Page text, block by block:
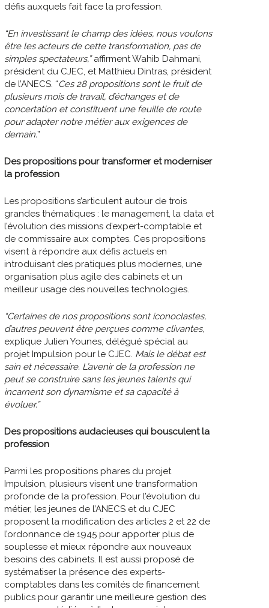
défis auxquels fait face la profession.
“En investissant le champ des idées, nous voulons
être les acteurs de cette transformation, pas de
simples spectateurs,”affirment Wahib Dahmani,
président du CJEC, et Matthieu Dintras, président
de l’ANECS. “Ces 28 propositions sont le fruit de
plusieurs mois de travail, d’échanges et de
concertation et constituent une feuille de route
pour adapter notre métier aux exigences de
demain.”
Des propositions pour transformer et moderniser
la profession
Les propositions s’articulent autour de trois
grandes thématiques : le management, la data et
l’évolution des missions d’expert-comptable et
de commissaire aux comptes. Ces propositions
visent à répondre aux défis actuels en
introduisant des pratiques plus modernes, une
organisation plus agile des cabinets et un
meilleur usage des nouvelles technologies.
“Certaines de nos propositions sont iconoclastes,
d’autres peuvent être perçues comme clivantes,
explique Julien Younes, délégué spécial au
projet Impulsion pour le CJEC. Mais le débat est
sain et nécessaire. L’avenir de la profession ne
peut se construire sans les jeunes talents qui
incarnent son dynamisme et sa capacité à
évoluer.”
Des propositions audacieuses qui bousculent la
profession
Parmi les propositions phares du projet
Impulsion, plusieurs visent une transformation
profonde de la profession. Pour l’évolution du
métier, les jeunes de l’ANECS et du CJEC
proposent la modification des articles 2 et 22 de
l’ordonnance de 1945 pour apporter plus de
souplesse et mieux répondre aux nouveaux
besoins des cabinets. Il est aussi proposé de
systématiser la présence des experts-
comptables dans les comités de financement
publics pour garantir une meilleure gestion des